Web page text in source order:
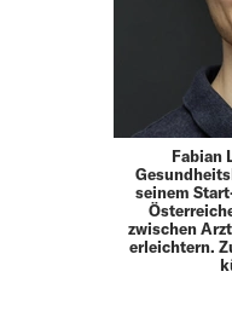
Fabian
seinem
zwischen
erleichtern.